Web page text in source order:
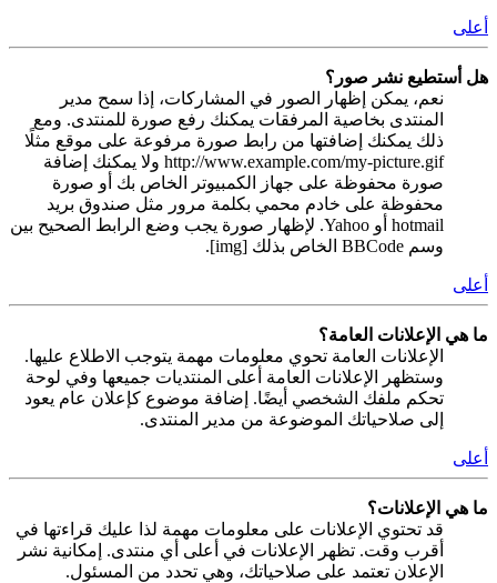
أعلى
هل أستطيع نشر صور؟
نعم، يمكن إظهار الصور في المشاركات، إذا سمح مدير
المنتدى بخاصية المرفقات يمكنك رفع صورة للمنتدى. ومع
ذلك يمكنك إضافتها من رابط صورة مرفوعة على موقع مثلًا
http://www.example.com/my-picture.gif ولا يمكنك إضافة
صورة محفوظة على جهاز الكمبيوتر الخاص بك أو صورة
محفوظة على خادم محمي بكلمة مرور مثل صندوق بريد
hotmail أو Yahoo. لإظهار صورة يجب وضع الرابط الصحيح بين
وسم BBCode الخاص بذلك [img].
أعلى
ما هي الإعلانات العامة؟
الإعلانات العامة تحوي معلومات مهمة يتوجب الاطلاع عليها.
وستظهر الإعلانات العامة أعلى المنتديات جميعها وفي لوحة
تحكم ملفك الشخصي أيضًا. إضافة موضوع كإعلان عام يعود
إلى صلاحياتك الموضوعة من مدير المنتدى.
أعلى
ما هي الإعلانات؟
قد تحتوي الإعلانات على معلومات مهمة لذا عليك قراءتها في
أقرب وقت. تظهر الإعلانات في أعلى أي منتدى. إمكانية نشر
الإعلان تعتمد على صلاحياتك، وهي تحدد من المسئول.